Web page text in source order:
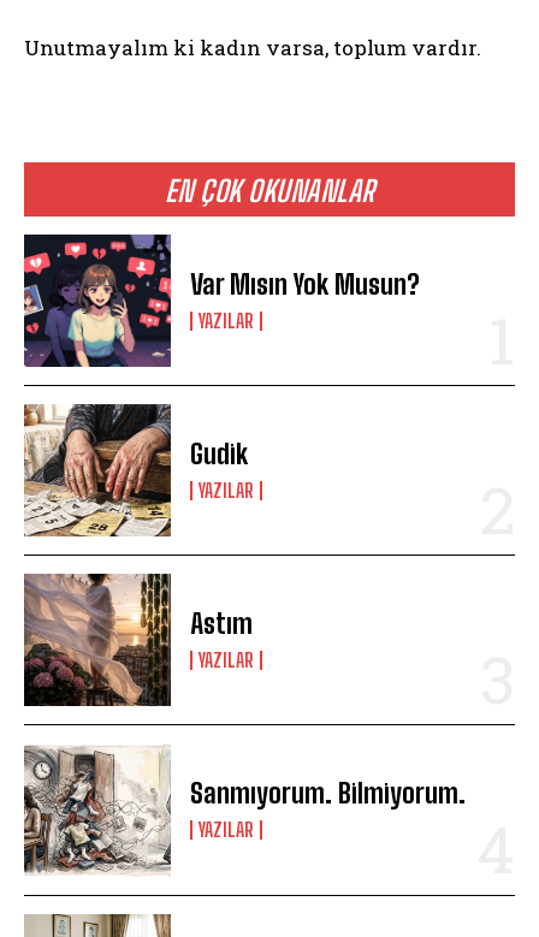
EN ÇOK OKUNANLAR
Var Mısın Yok Musun?
YAZILAR
Gudik
YAZILAR
Astım
YAZILAR
Sanmıyorum. Bilmiyorum.
YAZILAR
Unutmayalım ki kadın varsa, toplum vardır.